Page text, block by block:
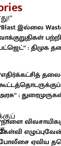
இல்லை
: திமுக
:
ஏவிய